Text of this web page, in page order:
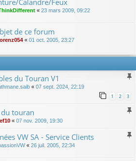
Calandre/Feux
« 23 mars 2009, 09:22
de ce forum
lorenz054 « 01 oct. 2005, 23:27
du Touran V1
« 07 sept. 2024, 22:19
1 2 3
touran
« 07 nov. 2009, 19:30
VW SA - Service Clients
« 26 juil. 2005, 22:34